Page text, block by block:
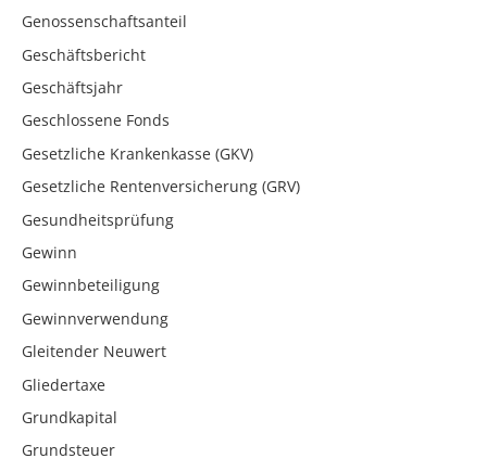
Genossenschaftsanteil
Geschäftsbericht
Geschäftsjahr
Geschlossene Fonds
Gesetzliche Krankenkasse (GKV)
Gesetzliche Rentenversicherung (GRV)
Gesundheitsprüfung
Gewinn
Gewinnbeteiligung
Gewinnverwendung
Gleitender Neuwert
Gliedertaxe
Grundkapital
Grundsteuer